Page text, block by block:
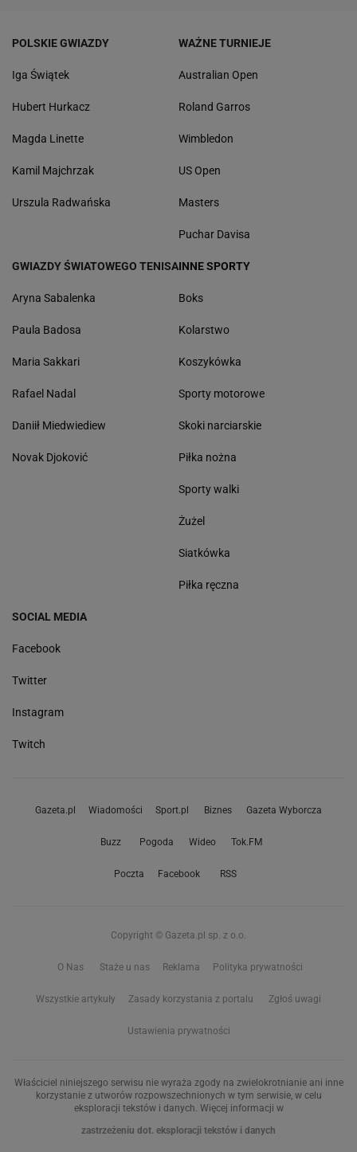
POLSKIE GWIAZDY
Iga Świątek
Hubert Hurkacz
Magda Linette
Kamil Majchrzak
Urszula Radwańska
WAŻNE TURNIEJE
Australian Open
Roland Garros
Wimbledon
US Open
Masters
Puchar Davisa
GWIAZDY ŚWIATOWEGO TENISA
Aryna Sabalenka
Paula Badosa
Maria Sakkari
Rafael Nadal
Daniił Miedwiediew
Novak Djoković
INNE SPORTY
Boks
Kolarstwo
Koszykówka
Sporty motorowe
Skoki narciarskie
Piłka nożna
Sporty walki
Żużel
Siatkówka
Piłka ręczna
SOCIAL MEDIA
Facebook
Twitter
Instagram
Twitch
Gazeta.pl Wiadomości Sport.pl Biznes Gazeta Wyborcza
Buzz Pogoda Wideo Tok.FM
Poczta Facebook RSS
Copyright © Gazeta.pl sp. z o.o.
O Nas Staże u nas Reklama Polityka prywatności
Wszystkie artykuły Zasady korzystania z portalu Zgłoś uwagi
Ustawienia prywatności
Właściciel niniejszego serwisu nie wyraża zgody na zwielokrotnianie ani inne
korzystanie z utworów rozpowszechnionych w tym serwisie, w celu
eksploracji tekstów i danych. Więcej informacji w
zastrzeżeniu dot. eksploracji tekstów i danych